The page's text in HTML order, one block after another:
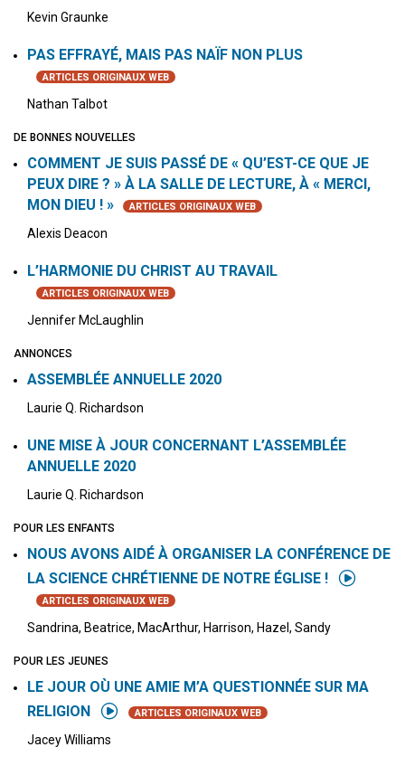
Kevin Graunke
PAS EFFRAYÉ, MAIS PAS NAÏF NON PLUS
ARTICLES ORIGINAUX WEB
Nathan Talbot
DE BONNES NOUVELLES
COMMENT JE SUIS PASSÉ DE « QU’EST-CE QUE JE
PEUX DIRE ? » À LA SALLE DE LECTURE, À « MERCI,
MON DIEU ! »
ARTICLES ORIGINAUX WEB
Alexis Deacon
L’HARMONIE DU CHRIST AU TRAVAIL
ARTICLES ORIGINAUX WEB
Jennifer McLaughlin
ANNONCES
ASSEMBLÉE ANNUELLE 2020
Laurie Q. Richardson
UNE MISE À JOUR CONCERNANT L’ASSEMBLÉE
ANNUELLE 2020
Laurie Q. Richardson
POUR LES ENFANTS
NOUS AVONS AIDÉ À ORGANISER LA CONFÉRENCE DE
LA SCIENCE CHRÉTIENNE DE NOTRE ÉGLISE !
ARTICLES ORIGINAUX WEB
Sandrina, Beatrice, MacArthur, Harrison, Hazel, Sandy
POUR LES JEUNES
LE JOUR OÙ UNE AMIE M’A QUESTIONNÉE SUR MA
RELIGION
ARTICLES ORIGINAUX WEB
Jacey Williams